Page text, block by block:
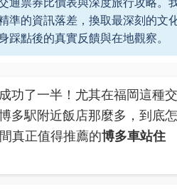
準的資訊落差，換取最深刻的文
點後的真實反饋與在地觀察。
功了一半！尤其在福岡這種交
多駅附近飯店那麼多，到底怎
真正值得推薦的博多車站住